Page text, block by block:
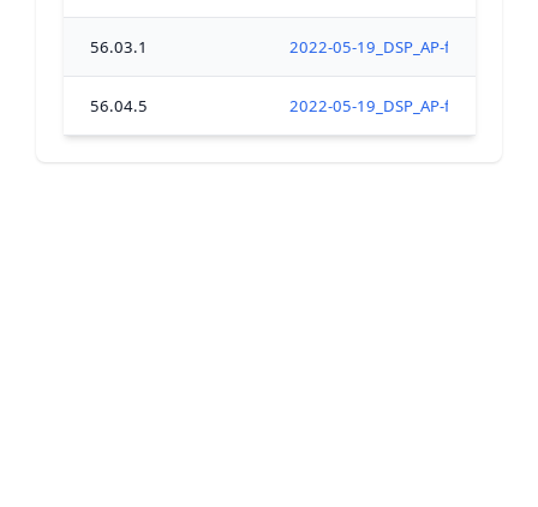
56.03.1 2022-05-19_DSP_AP-
56.04.5 2022-05-19_DSP_AP-